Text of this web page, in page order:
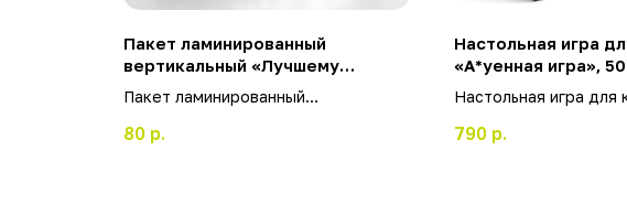
Пакет ламинированный
вертикальный «Лучшему
мужчине», 12 × 15 × 5,5 см
Пакет ламинированный
12 × 15 × 5,5 см
80 р.
Настольная игра
«А*уенная игра»,
вопросов, кубик, 18+
Настольная игра для
вопросов, кубик, 18+
790 р.